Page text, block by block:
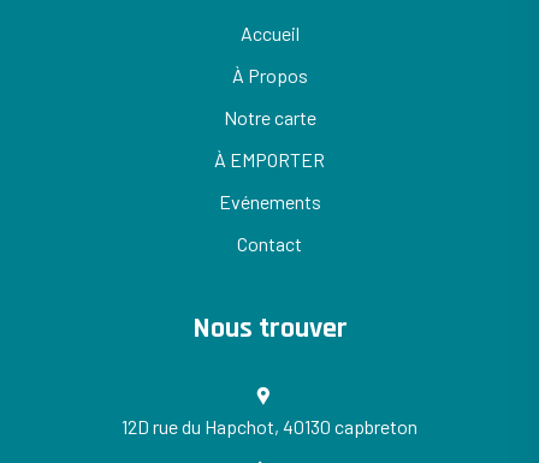
Accueil
À Propos
Notre carte
À EMPORTER
Evénements
Contact
Nous trouver
12D rue du Hapchot, 40130 capbreton